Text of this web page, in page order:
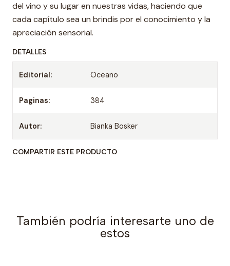
del vino y su lugar en nuestras vidas, haciendo que
cada capítulo sea un brindis por el conocimiento y la
apreciación sensorial.
DETALLES
Editorial: Oceano
Paginas: 384
Autor: Bianka Bosker
COMPARTIR ESTE PRODUCTO
También podría interesarte uno de
estos